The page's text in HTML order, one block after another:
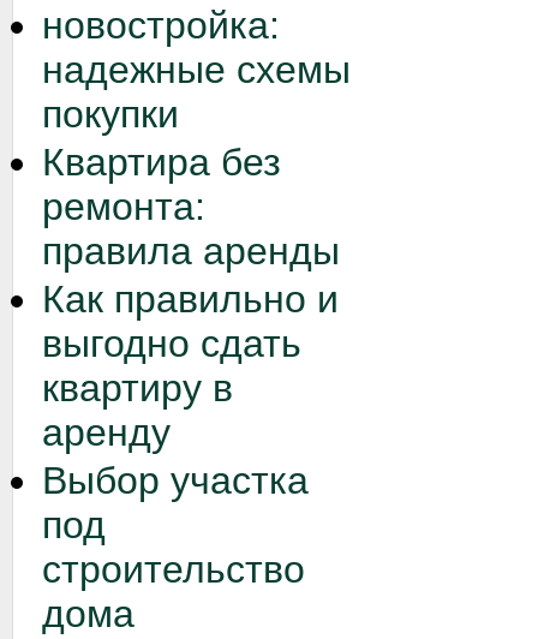
новостройка:
надежные схемы
покупки
Квартира без
ремонта:
правила аренды
Как правильно и
выгодно сдать
квартиру в
аренду
Выбор участка
под
строительство
дома